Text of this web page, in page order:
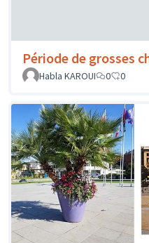
Période de grosses
Habla KAROUI
0 0